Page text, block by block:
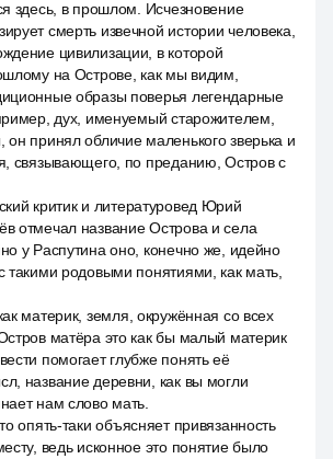
здесь, в прошлом. Исчезновение
смерть извечной истории человека,
цивилизации, в которой
на Острове, как мы видим,
образы поверья легендарные
дух, именуемый старожителем,
принял обличие маленького зверька и
связывающего, по преданию, Остров с
критик и литературовед Юрий
отмечал название Острова и села
у Распутина оно, конечно же, идейно
такими родовыми понятиями, как мать,
материк, земля, окружённая со всех
матёра это как бы малый материк
помогает глубже понять её
название деревни, как вы могли
нам слово мать.
опять-таки объясняет привязанность
ведь исконное это понятие было